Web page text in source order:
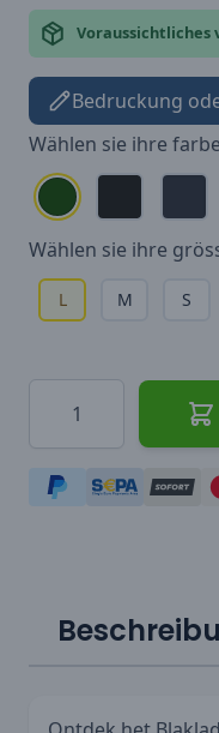
Voraussichtliches
Bedruckung
Wählen sie ihre farbe
Wählen sie ihre
L M S